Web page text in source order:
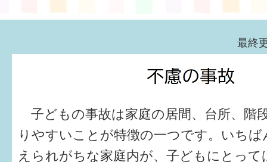
最終
子どもの事故は家庭の居間、台所、階
りやすいことが特徴の一つです。いちば
えられがちな家庭内が、子どもにとっ
福井の子育て環境
子どもを育てよう
もしものときの緊急連絡先
届出・手当・助成
健診・予防接種